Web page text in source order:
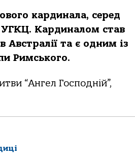
кардинала, серед
Кардиналом став
Австралії та є одним із
Римського.
“Ангел Господній”,